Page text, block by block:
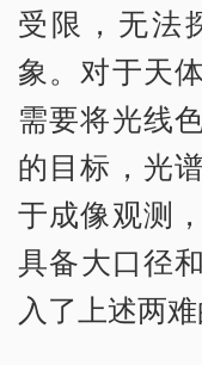
受限，无法
象。对于天
需要将光线
的目标，光
于成像观测
具备大口径
入了上述两难